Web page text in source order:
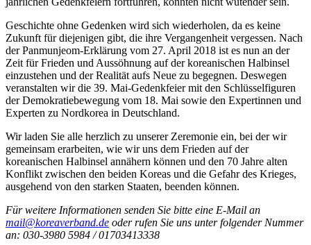
Geschichte ohne Gedenken wird sich wiederholen, da es keine
Zukunft für diejenigen gibt, die ihre Vergangenheit vergessen. Nach
der Panmunjeom-Erklärung vom 27. April 2018 ist es nun an der
Zeit für Frieden und Aussöhnung auf der koreanischen Halbinsel
einzustehen und der Realität aufs Neue zu begegnen. Deswegen
veranstalten wir die 39. Mai-Gedenkfeier mit den Schlüsselfiguren
der Demokratiebewegung vom 18. Mai sowie den Expertinnen und
Experten zu Nordkorea in Deutschland.
Wir laden Sie alle herzlich zu unserer Zeremonie ein, bei der wir
gemeinsam erarbeiten, wie wir uns dem Frieden auf der
koreanischen Halbinsel annähern können und den 70 Jahre alten
Konflikt zwischen den beiden Koreas und die Gefahr des Krieges,
ausgehend von den starken Staaten, beenden können.
Für weitere Informationen senden Sie bitte eine E-Mail an
mail@koreaverband.de oder rufen Sie uns unter folgender Nummer
an: 030-3980 5984 / 01703413338